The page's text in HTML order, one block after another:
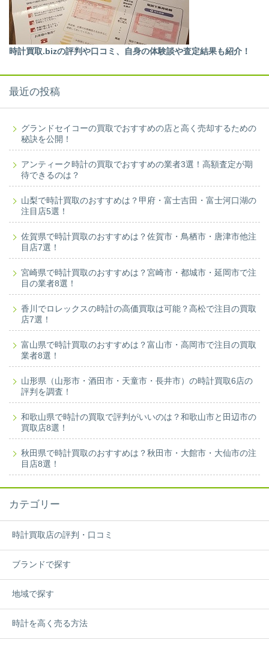
時計買取.bizの評判や口コミ、自身の体験談や査定結果も紹介！
最近の投稿
グランドセイコーの買取でおすすめの店と高く売却するための
秘訣を公開！
アンティーク時計の買取でおすすめの業者3選！高額査定が期
待できるのは？
山梨で時計買取のおすすめは？甲府・富士吉田・富士河口湖の
注目店5選！
佐賀県で時計買取のおすすめは？佐賀市・鳥栖市・唐津市他注
目店7選！
宮崎県で時計買取のおすすめは？宮崎市・都城市・延岡市で注
目の業者8選！
香川でロレックスの時計の高価買取は可能？高松で注目の買取
店7選！
富山県で時計買取のおすすめは？富山市・高岡市で注目の買取
業者8選！
山形県（山形市・酒田市・天童市・長井市）の時計買取6店の
評判を調査！
和歌山県で時計の買取で評判がいいのは？和歌山市と田辺市の
買取店8選！
秋田県で時計買取のおすすめは？秋田市・大館市・大仙市の注
目店8選！
カテゴリー
時計買取店の評判・口コミ
ブランドで探す
地域で探す
時計を高く売る方法